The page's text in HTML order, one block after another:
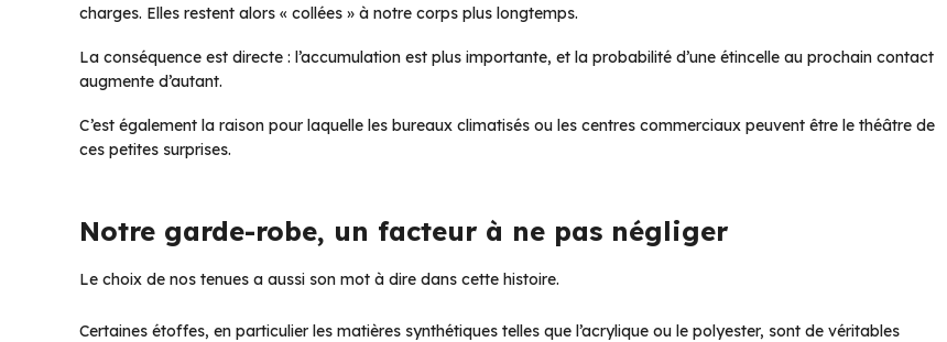
charges. Elles restent alors « collées » à notre corps plus longtemps.
La conséquence est directe : l’accumulation est plus importante, et la probabilité d’une étincelle au prochain contact
augmente d’autant.
C’est également la raison pour laquelle les bureaux climatisés ou les centres commerciaux peuvent être le théâtre de
ces petites surprises.
Notre garde-robe, un facteur à ne pas négliger
Le choix de nos tenues a aussi son mot à dire dans cette histoire.
Certaines étoffes, en particulier les matières synthétiques telles que l’acrylique ou le polyester, sont de véritables